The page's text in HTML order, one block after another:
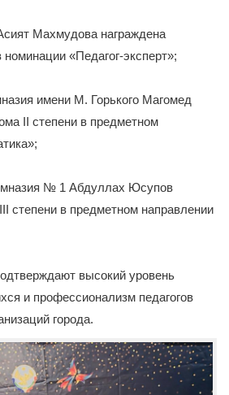
Махмудова награждена
«Педагог-эксперт»;
имени М. Горького Магомед
II степени в предметном
№ 1 Абдуллах Юсупов
степени в предметном направлении
высокий уровень
и профессионализм педагогов
города.